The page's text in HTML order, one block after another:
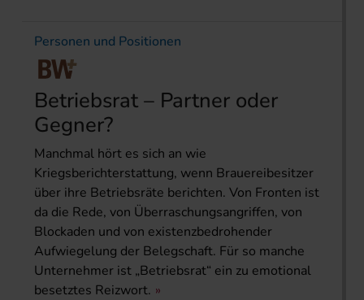
Personen und Positionen
Betriebsrat – Partner oder
Gegner?
Manchmal hört es sich an wie
Kriegsberichterstattung, wenn Brauereibesitzer
über ihre Betriebsräte berichten. Von Fronten ist
da die Rede, von Überraschungsangriffen, von
Blockaden und von existenzbedrohender
Aufwiegelung der Belegschaft. Für so manche
Unternehmer ist „Betriebsrat“ ein zu emotional
besetztes Reizwort.